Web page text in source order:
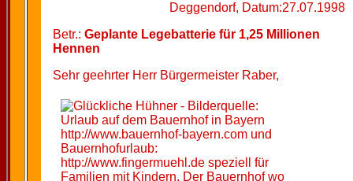
Deggendorf, Datum:27.07.1998
Betr.: Geplante Legebatterie für 1,25 Millionen
Hennen
Sehr geehrter Herr Bürgermeister Raber,